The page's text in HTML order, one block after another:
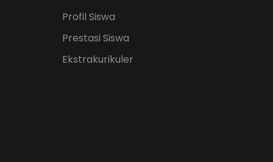
Profil Siswa
Prestasi Siswa
Ekstrakurikuler